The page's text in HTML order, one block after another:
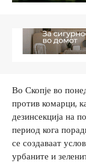
Во Скопје во
против комарци,
дезинсекција на
период кога
се создаваат
урбаните и